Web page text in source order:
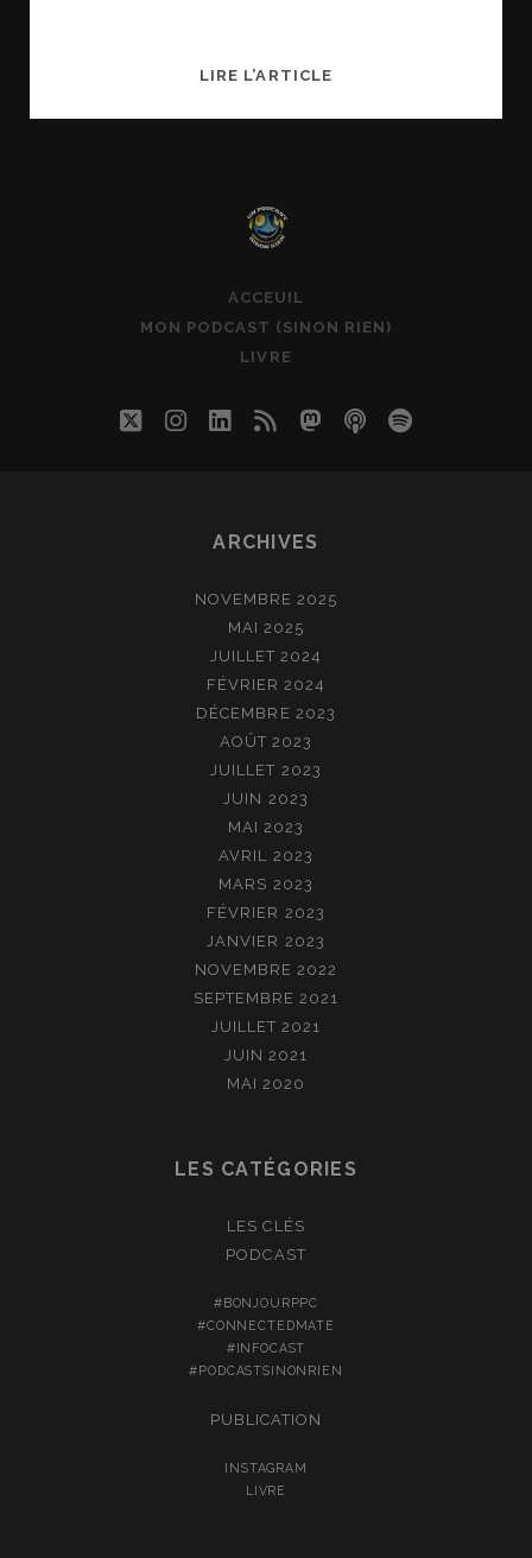
LIRE L’ARTICLEEMBARQUEMENT
ACCEUIL
MON PODCAST (SINON RIEN)
LIVRE
twitterinstagram
linkedin
rss mastodon
podcastspotify
ARCHIVES
NOVEMBRE 2025
MAI 2025
JUILLET 2024
FÉVRIER 2024
DÉCEMBRE 2023
AOÛT 2023
JUILLET 2023
JUIN 2023
MAI 2023
AVRIL 2023
MARS 2023
FÉVRIER 2023
JANVIER 2023
NOVEMBRE 2022
SEPTEMBRE 2021
JUILLET 2021
JUIN 2021
MAI 2020
LES CATÉGORIES
LES CLÉS
PODCAST
#BONJOURPPC
#CONNECTEDMATE
#INFOCAST
#PODCASTSINONRIEN
PUBLICATION
INSTAGRAM
LIVRE